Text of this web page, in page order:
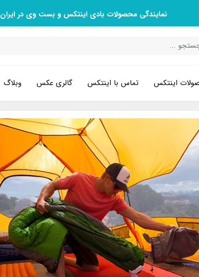
نمایندگی محصولات بادی اینتکس و بست وی در ایران
اینتکس تماس با اینتکس گالری عکس وبلاگ